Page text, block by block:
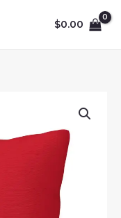
$0.00